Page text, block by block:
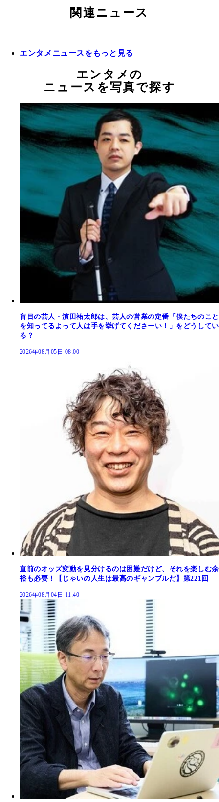
関連ニュース
エンタメニュースをもっと見る
エンタメの
ニュースを写真で探す
盲目の芸人・濱田祐太郎は、芸人の営業の定番「僕たちのこと
を知ってるよって人は手を挙げてくださーい！」をどうしてい
る？
2026年08月05日 08:00
直前のオッズ変動を見分けるのは困難だけど、それを楽しむ余
裕も必要！【じゃいの人生は最高のギャンブルだ】第221回
2026年08月04日 11:40